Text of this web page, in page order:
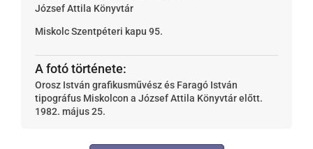
József Attila Könyvtár
Miskolc Szentpéteri kapu 95.
A fotó története:
Orosz István grafikusművész és Faragó István
tipográfus Miskolcon a József Attila Könyvtár előtt.
1982. május 25.